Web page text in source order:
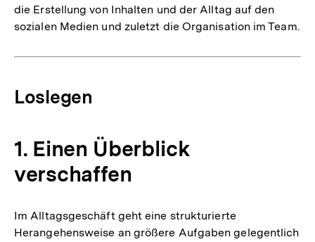
die Erstellung von Inhalten und der Alltag auf den
sozialen Medien und zuletzt die Organisation im Team.
Loslegen
1. Einen Überblick
verschaffen
Im Alltagsgeschäft geht eine strukturierte
Herangehensweise an größere Aufgaben gelegentlich